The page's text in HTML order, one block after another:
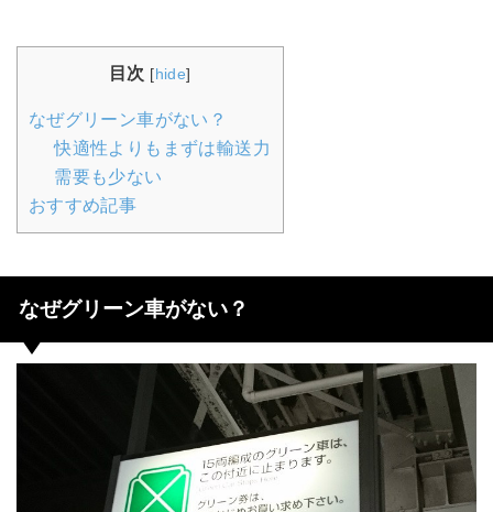
目次 [hide]
なぜグリーン車がない？
快適性よりもまずは輸送力
需要も少ない
おすすめ記事
なぜグリーン車がない？